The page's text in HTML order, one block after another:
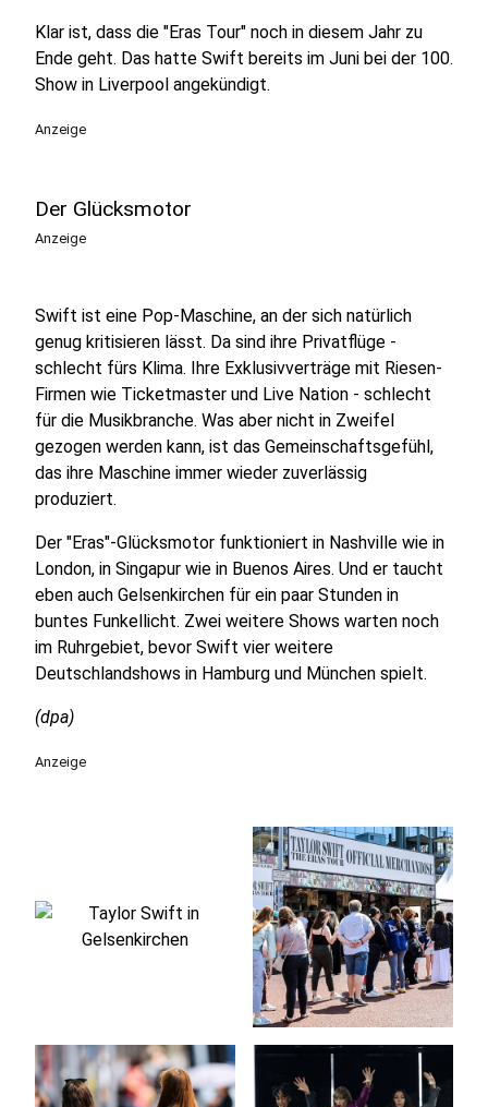
Klar ist, dass die "Eras Tour" noch in diesem Jahr zu
Ende geht. Das hatte Swift bereits im Juni bei der 100.
Show in Liverpool angekündigt.
Anzeige
Der Glücksmotor
Anzeige
Swift ist eine Pop-Maschine, an der sich natürlich
genug kritisieren lässt. Da sind ihre Privatflüge -
schlecht fürs Klima. Ihre Exklusivverträge mit Riesen-
Firmen wie Ticketmaster und Live Nation - schlecht
für die Musikbranche. Was aber nicht in Zweifel
gezogen werden kann, ist das Gemeinschaftsgefühl,
das ihre Maschine immer wieder zuverlässig
produziert.
Der "Eras"-Glücksmotor funktioniert in Nashville wie in
London, in Singapur wie in Buenos Aires. Und er taucht
eben auch Gelsenkirchen für ein paar Stunden in
buntes Funkellicht. Zwei weitere Shows warten noch
im Ruhrgebiet, bevor Swift vier weitere
Deutschlandshows in Hamburg und München spielt.
(dpa)
Anzeige